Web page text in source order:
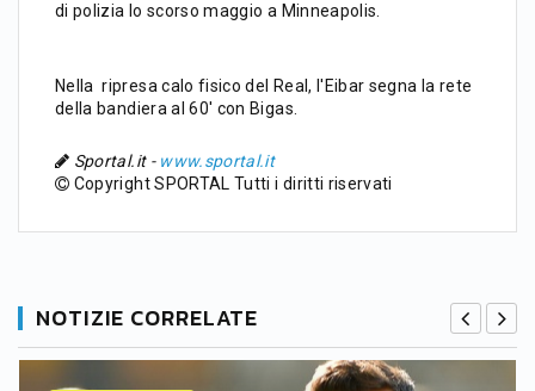
di polizia lo scorso maggio a Minneapolis.
Nella ripresa calo fisico del Real, l'Eibar segna la rete
della bandiera al 60' con Bigas.
Sportal.it - www.sportal.it
Copyright SPORTAL Tutti i diritti riservati
NOTIZIE CORRELATE